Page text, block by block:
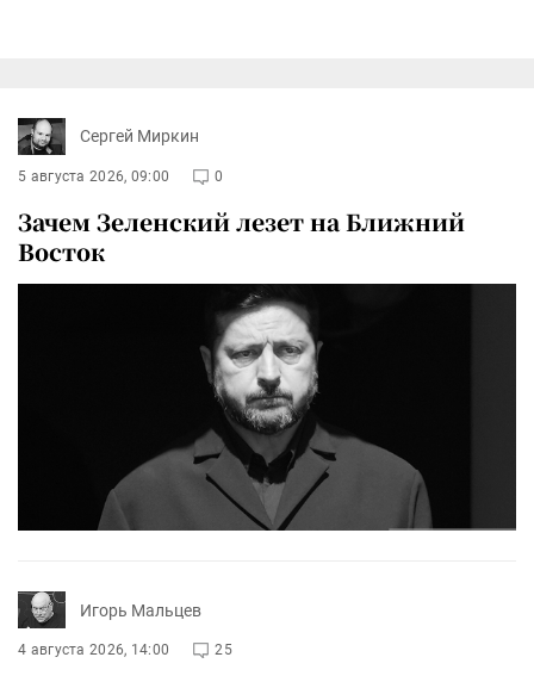
Сергей Миркин
5 августа 2026, 09:00 0
Зачем Зеленский лезет на Ближний
Восток
Игорь Мальцев
4 августа 2026, 14:00 25